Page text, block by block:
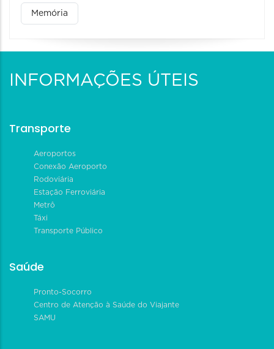
Memória
INFORMAÇÕES ÚTEIS
Transporte
Aeroportos
Conexão Aeroporto
Rodoviária
Estação Ferroviária
Metrô
Táxi
Transporte Público
Saúde
Pronto-Socorro
Centro de Atenção à Saúde do Viajante
SAMU